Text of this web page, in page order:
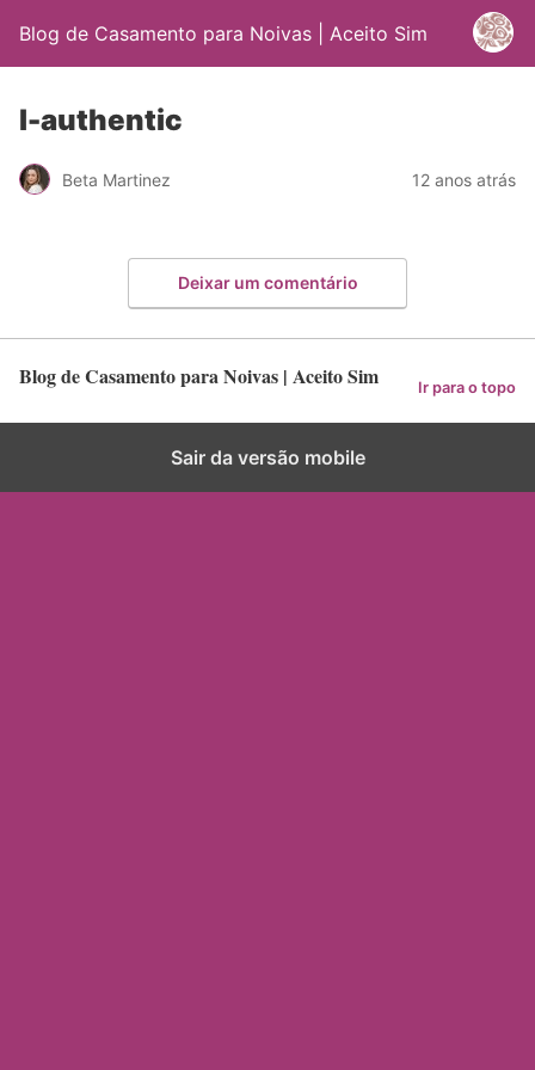
Blog de Casamento para Noivas | Aceito Sim
l-authentic
Beta Martinez 12 anos atrás
Deixar um comentário
Blog de Casamento para Noivas | Aceito Sim Ir para o topo
Sair da versão mobile